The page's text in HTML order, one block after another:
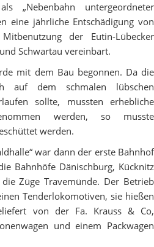
„Nebenbahn untergeordneter
eine jährliche Entschädigung von
der Eutin-Lübecker
Schwartau vereinbart.
mit dem Bau begonnen. Da die
auf dem schmalen lübschen
sollte, mussten erhebliche
werden, so musste
werden.
war dann der erste Bahnhof
Bahnhöfe Dänischburg, Kücknitz
Züge Travemünde. Der Betrieb
Tenderlokomotiven, sie hießen
von der Fa. Krauss & Co,
und einem Packwagen